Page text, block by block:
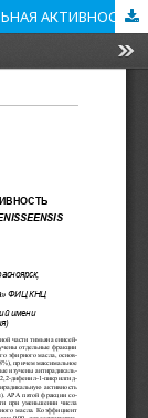
КОМПОНЕНТНЫЙ СОСТАВ И АНТИРАДИКАЛЬНАЯ АКТИВНОСТЬ ОТДЕЛЬНЫХ ФРАКЦИЙ ЭФИРНОГО МАСЛА THYMUS JENISSEENSIS ILJIN., ПРОИЗРАСТАЮЩЕГО В КРАСНОЯРСКОМ КРАЕ